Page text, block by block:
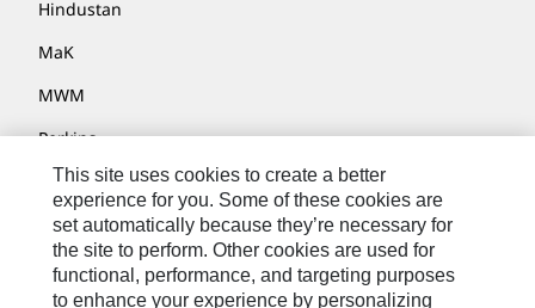
Hindustan
MaK
MWM
Perkins
Progress Rail
SEM
Solar Turbines
This site uses cookies to create a better
experience for you. Some of these cookies are
set automatically because they’re necessary for
the site to perform. Other cookies are used for
functional, performance, and targeting purposes
to enhance your experience by personalizing